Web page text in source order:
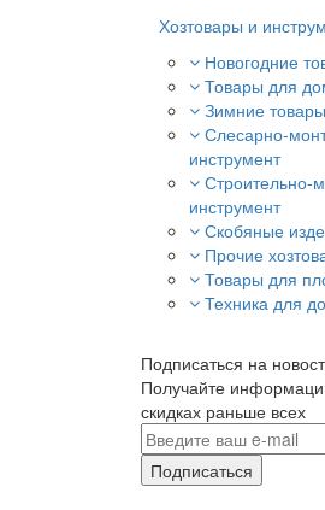
Хозтовары и
Новогодние
Товары для
Зимние товары
Слесарно-
инструмент
Строительно-
инструмент
Скобяные
Прочие
Товары для
Техника для
Подписаться на
Получайте
скидках раньше всех
Подписаться